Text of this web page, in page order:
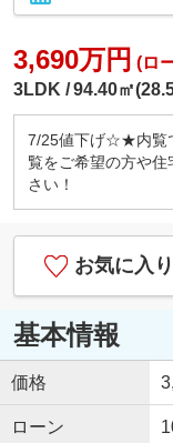
3,690万円 (ロ
3LDK
94.40㎡
7/25値下げ☆★内覧
覧をご希望の方や
さい！
お気に入
基本情報
価格
ローン